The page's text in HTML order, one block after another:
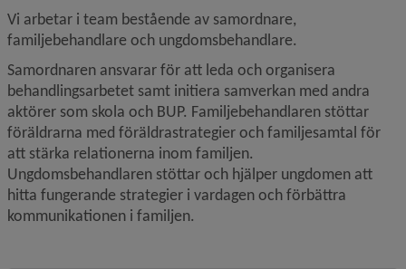
Vi arbetar i team bestående av samordnare,
familjebehandlare och ungdomsbehandlare.
Samordnaren ansvarar för att leda och organisera
behandlingsarbetet samt initiera samverkan med andra
aktörer som skola och BUP. Familjebehandlaren stöttar
föräldrarna med föräldrastrategier och familje­samtal för
att stärka relationerna inom familjen.
Ungdomsbehandlaren stöttar och hjälper ungdomen att
hitta fungerande strategier i vardagen och förbättra
kommunikationen i familjen.